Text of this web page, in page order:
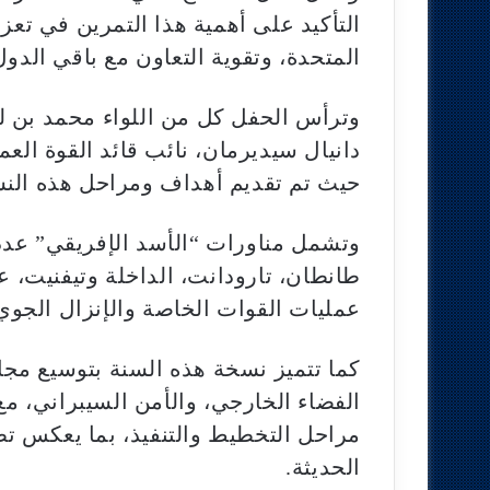
التأكيد على أهمية هذا التمرين في
المتحدة، وتقوية التعاون مع باقي
وترأس الحفل كل من اللواء محمد بن
دانيال سيديرمان، نائب قائد القوة
حيث تم تقديم أهداف ومراحل هذه
وتشمل مناورات “الأسد الإفريقي”
طانطان، تارودانت، الداخلة
عمليات القوات الخاصة والإنزال الجوي
كما تتميز نسخة هذه السنة بتوسيع
الفضاء الخارجي، والأمن
مراحل التخطيط والتنفيذ، بما يعكس
الحديثة.